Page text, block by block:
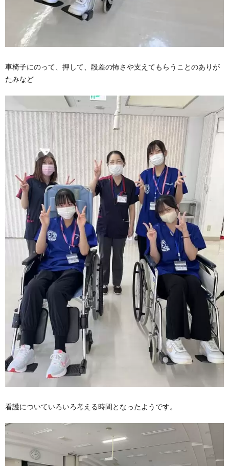
車椅子にのって、押して、段差の怖さや支えてもらうことのありが
たみなど
看護についていろいろ考える時間となったようです。